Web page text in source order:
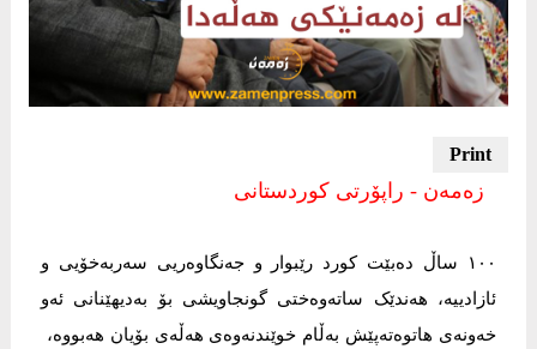
زه‌مه‌ن - راپۆرتی كوردستانی
١٠٠ ساڵ دەبێت کورد رێبوار و جەنگاوەریى سەربەخۆیی و
ئازادییە، هەندێک ساتەوەختى گونجاویشى بۆ بەدیهێنانى ئەو
خەونەى هاتوەتەپێش بەڵام خوێندنەوەى هەڵەى بۆیان هەبووە،